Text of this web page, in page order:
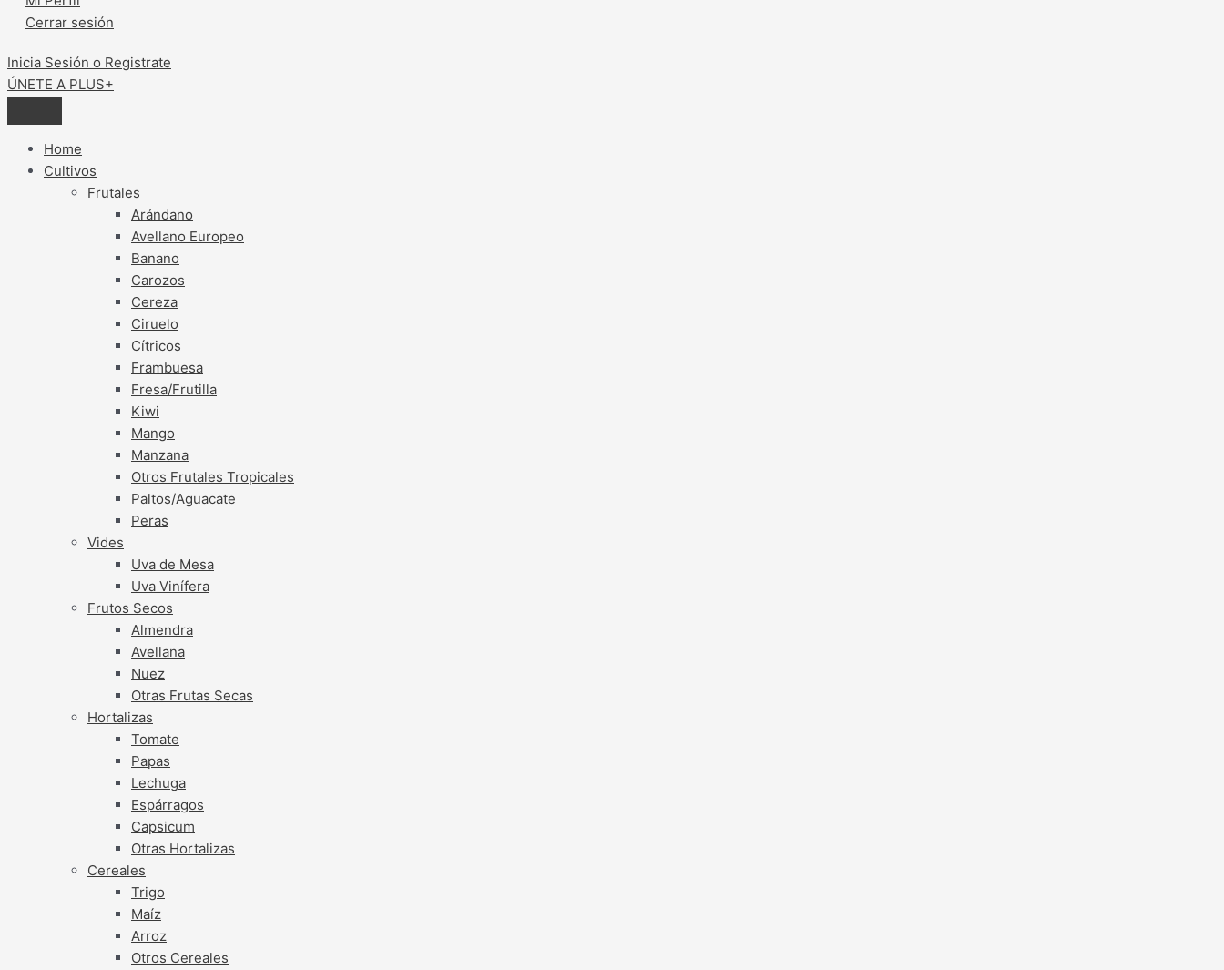
Cerrar sesión
Inicia Sesión o Registrate
ÚNETE A PLUS+
Home
Cultivos
Frutales
Arándano
Avellano Europeo
Banano
Carozos
Cereza
Ciruelo
Cítricos
Frambuesa
Fresa/Frutilla
Kiwi
Mango
Manzana
Otros Frutales Tropicales
Paltos/Aguacate
Peras
Vides
Uva de Mesa
Uva Vinífera
Frutos Secos
Almendra
Avellana
Nuez
Otras Frutas Secas
Hortalizas
Tomate
Papas
Lechuga
Espárragos
Capsicum
Otras Hortalizas
Cereales
Trigo
Maíz
Arroz
Otros Cereales